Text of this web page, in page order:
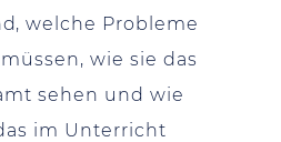
welche Probleme
wie sie das
sehen und wie
im Unterricht